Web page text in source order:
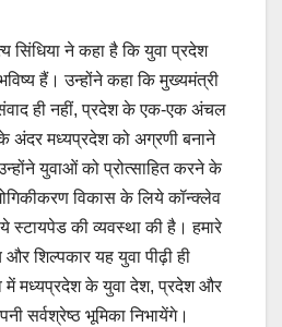
सिंधिया ने कहा है कि युवा प्रदेश
हैं। उन्होंने कहा कि मुख्यमंत्री
ही नहीं, प्रदेश के एक-एक अंचल
अंदर मध्यप्रदेश को अग्रणी बनाने
युवाओं को प्रोत्साहित करने के
विकास के लिये कॉन्क्लेव
स्टायपेड की व्यवस्था की है। हमारे
शिल्पकार यह युवा पीढ़ी ही
में मध्यप्रदेश के युवा देश, प्रदेश और
सर्वश्रेष्ठ भूमिका निभायेंगे।